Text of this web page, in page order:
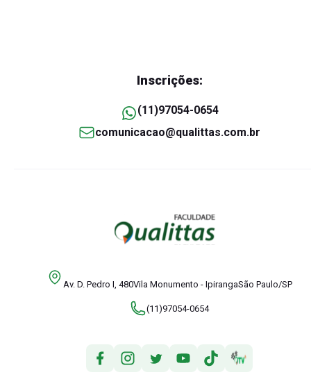
Inscrições:
(11)97054-0654
comunicacao@qualittas.com.br
Av. D. Pedro I, 480Vila Monumento - IpirangaSão Paulo/SP
(11)97054-0654